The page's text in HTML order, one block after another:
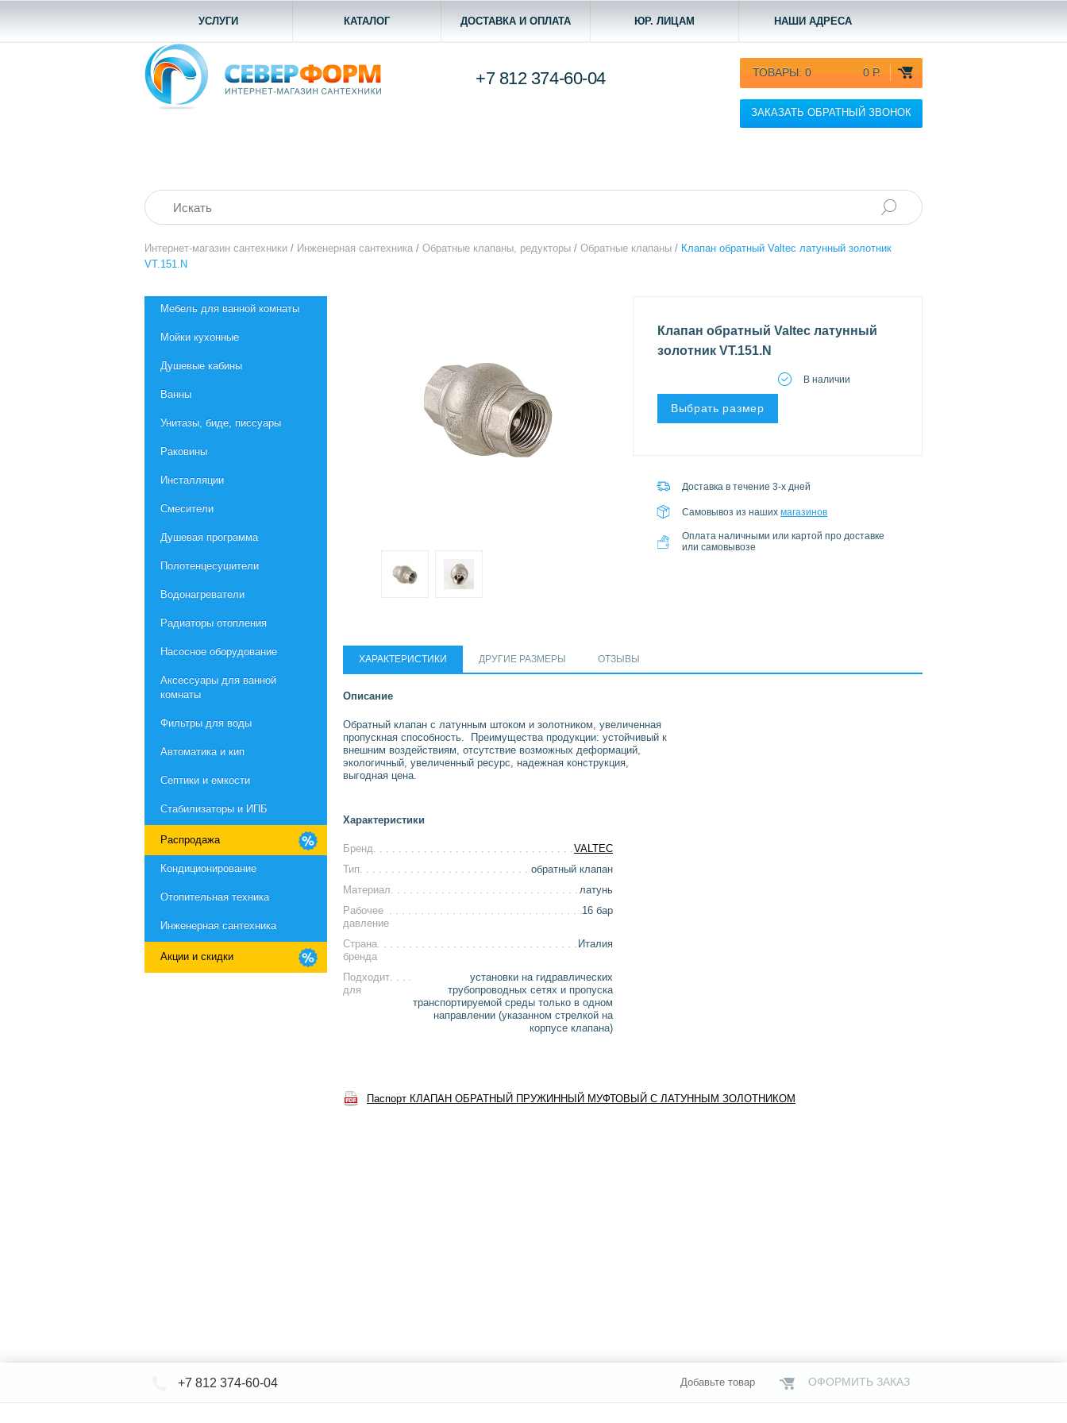
УСЛУГИ КАТАЛОГ ДОСТАВКА И ОПЛАТА ЮР. ЛИЦАМ НАШИ АДРЕСА
ТОВАРЫ: 0 0 Р.
ЗАКАЗАТЬ ОБРАТНЫЙ ЗВОНОК
+7 812 374-60-04
Интернет-магазин сантехники / Инженерная сантехника / Обратные клапаны, редукторы / Обратные клапаны / Клапан обратный Valtec латунный золотник
VT.151.N
Мебель для ванной комнаты
Мойки кухонные
Душевые кабины
Ванны
Унитазы, биде, писсуары
Раковины
Инсталляции
Смесители
Душевая программа
Полотенцесушители
Водонагреватели
Радиаторы отопления
Насосное оборудование
Aксессуары для ванной
комнаты
Фильтры для воды
Автоматика и кип
Септики и емкости
Стабилизаторы и ИПБ
Распродажа
Кондиционирование
Отопительная техника
Инженерная сантехника
Акции и скидки
Клапан обратный Valtec латунный
золотник VT.151.N
В наличии
Выбрать размер
Доставка в течение 3-х дней
Самовывоз из наших магазинов
Оплата наличными или картой про доставке
или самовывозе
ХАРАКТЕРИСТИКИ ДРУГИЕ РАЗМЕРЫ ОТЗЫВЫ
Описание
Обратный клапан с латунным штоком и золотником, увеличенная
пропускная способность. Преимущества продукции: устойчивый к
внешним воздействиям, отсутствие возможных деформаций,
экологичный, увеличенный ресурс, надежная конструкция,
выгодная цена.
Характеристики
Бренд
VALTEC
Тип
обратный клапан
Материал
латунь
Рабочее
давление
16 бар
Страна
бренда
Италия
Подходит
для
установки на гидравлических
трубопроводных сетях и пропуска
транспортируемой среды только в одном
направлении (указанном стрелкой на
корпусе клапана)
Паспорт КЛАПАН ОБРАТНЫЙ ПРУЖИННЫЙ МУФТОВЫЙ С ЛАТУННЫМ ЗОЛОТНИКОМ
+7 812 374-60-04 Добавьте товар ОФОРМИТЬ ЗАКАЗ